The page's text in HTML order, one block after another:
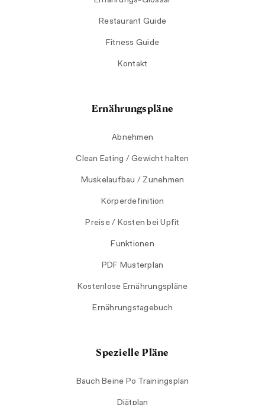
Restaurant Guide
Fitness Guide
Kontakt
Ernährungspläne
Abnehmen
Clean Eating / Gewicht halten
Muskelaufbau / Zunehmen
Körperdefinition
Preise / Kosten bei Upfit
Funktionen
PDF Musterplan
Kostenlose Ernährungspläne
Ernährungstagebuch
Spezielle Pläne
Bauch Beine Po Trainingsplan
Diätplan